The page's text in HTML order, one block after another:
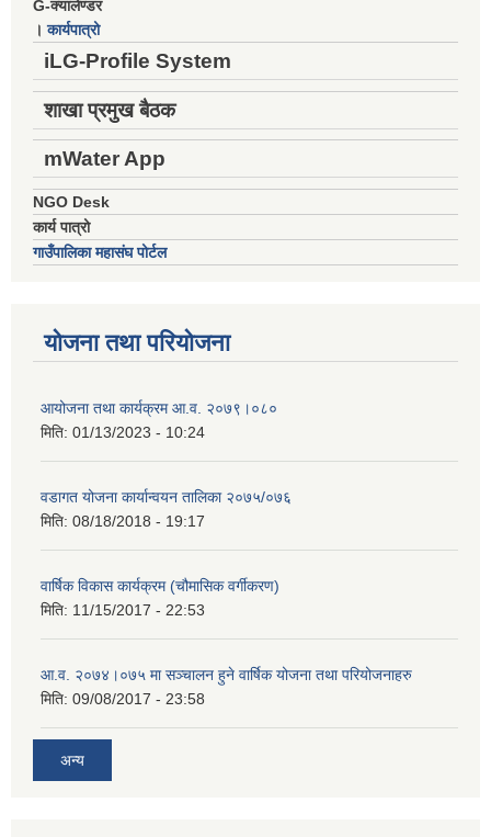
G-क्यालेण्डर
।कार्यपात्रो
iLG-Profile System
शाखा प्रमुख बैठक
mWater App
NGO Desk
कार्य पात्रो
गाउँपालिका महासंघ पोर्टल
योजना तथा परियोजना
आयोजना तथा कार्यक्रम आ.व. २०७९।०८०
मिति: 01/13/2023 - 10:24
वडागत योजना कार्यान्वयन तालिका २०७५/०७६
मिति: 08/18/2018 - 19:17
वार्षिक विकास कार्यक्रम (चौमासिक वर्गीकरण)
मिति: 11/15/2017 - 22:53
आ.व. २०७४।०७५ मा सञ्चालन हुने वार्षिक योजना तथा परियोजनाहरु
मिति: 09/08/2017 - 23:58
अन्य